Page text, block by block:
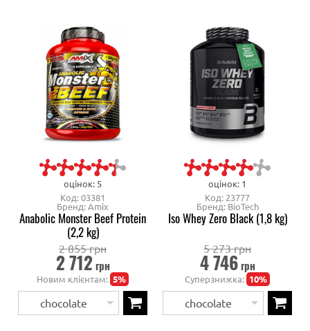
оцінок: 5
Код: 03381
Бренд: Amix
Anabolic Monster Beef Protein
(2,2 kg)
2 855 грн
2 712 грн
Новим клієнтам: 5%
chocolate
оцінок: 1
Код: 23777
Бренд: BioTech
Iso Whey Zero Black (1,8 kg)
5 273 грн
4 746грн
Суперзнижка: 10%
chocolate